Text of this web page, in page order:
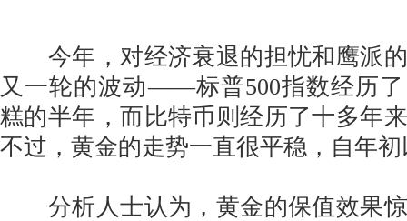
今年，对经济衰退的担忧和鹰派的
又一轮的波动——标普500指数经历了
糕的半年，而比特币则经历了十多年
不过，黄金的走势一直很平稳，自年
分析人士认为，黄金的保值效果惊